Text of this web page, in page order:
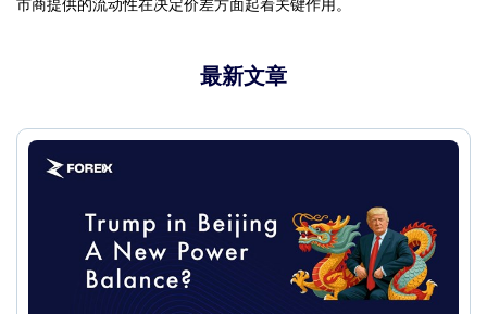
市商提供的流动性在决定价差方面起着关键作用。
最新文章